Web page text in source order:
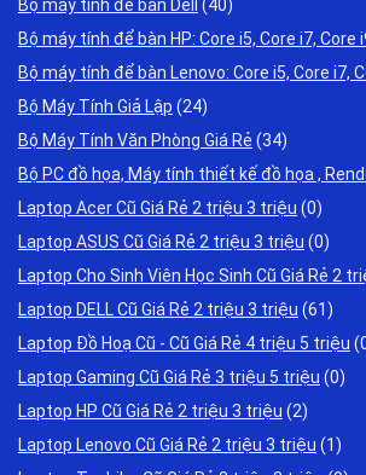
Bộ máy tính để bàn Dell
(40)
Bộ máy tính để bàn HP: Core i5, Core i7, Core
Bộ máy tính để bàn Lenovo: Core i5, Core i7,
Bộ Máy Tính Giả Lập (24)
Bộ Máy Tính Văn Phòng Giá Rẻ (34)
Bộ PC đồ họa, Máy tính thiết kế đồ họa ,
Laptop Acer Cũ Giá Rẻ 2 triệu 3 triệu (0)
Laptop ASUS Cũ Giá Rẻ 2 triệu 3 triệu (0)
Laptop Cho Sinh Viên Học Sinh Cũ Giá Rẻ 2
Laptop DELL Cũ Giá Rẻ 2 triệu 3 triệu (61)
Laptop Đồ Hoạ Cũ - Cũ Giá Rẻ 4 triệu 5 triệu
Laptop Gaming Cũ Giá Rẻ 3 triệu 5 triệu (0)
Laptop HP Cũ Giá Rẻ 2 triệu 3 triệu (2)
Laptop Lenovo Cũ Giá Rẻ 2 triệu 3 triệu (1)